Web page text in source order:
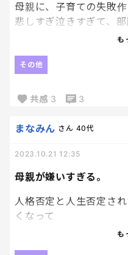
母親に、子育ての失敗作
悲しすぎ泣きすぎて、
「無視するなんていじ
も
その他
共感 3 3
母親が嫌いすぎる。
まなみん さん 40代
2023.10.21 12:35
人格否定と人生否定さ
くなって
寝込んでたら、今度はも